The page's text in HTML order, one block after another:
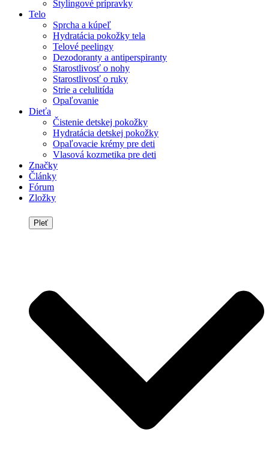
Stylingové prípravky
Telo
Sprcha a kúpeľ
Hydratácia pokožky tela
Telové peelingy
Dezodoranty a antiperspiranty
Starostlivosť o nohy
Starostlivosť o ruky
Strie a celulitída
Opaľovanie
Dieťa
Čistenie detskej pokožky
Hydratácia detskej pokožky
Opaľovacie krémy pre deti
Vlasová kozmetika pre deti
Značky
Články
Fórum
Zložky
Pleť